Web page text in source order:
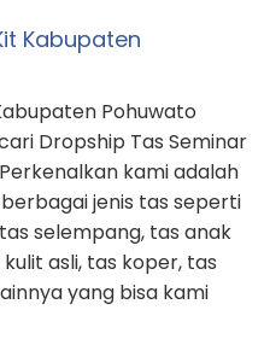
Kabupaten
Pohuwato
Dropship Tas Seminar
kami adalah
jenis tas seperti
selempang, tas anak
asli, tas koper, tas
yang bisa kami